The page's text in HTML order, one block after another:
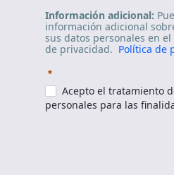
Información adicional:
información adicional
sus datos personales en
de privacidad. Política de
Requerido
Acepto el tratamiento
personales para las